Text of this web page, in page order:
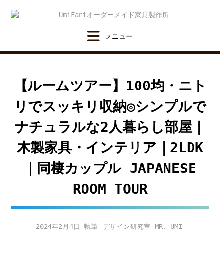
【ルームツアー】100均・ニト
リでスッキリ収納◎シンプルで
ナチュラルな2人暮らし部屋｜
木製家具・インテリア｜2LDK
｜同棲カップル JAPANESE
ROOM TOUR
2024年2月4日 デザイン研究室 MR. UMI